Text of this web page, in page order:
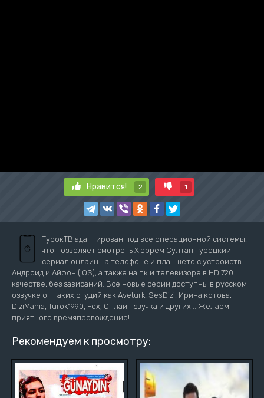
Нравится! 2 1
ТурокТВ адаптирован под все операционной системы,
что позволяет смотреть Хюррем Султан турецкий
сериал онлайн на телефоне и планшете с устройств
Андроид и Айфон (iOS), а также на пк и телевизоре в HD 720
качестве, без зависаний. Все новые серии доступны в русском
озвучке от таких студий как Aveturk, SesDizi, Ирина котова,
DiziMania, Turok1990, Fox, Онлайн звучка и других... Желаем
приятного времяпровождение!
Рекомендуем к просмотру: